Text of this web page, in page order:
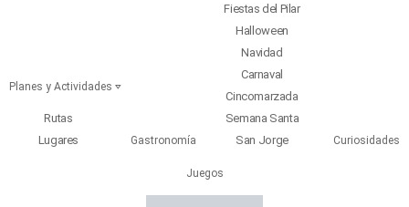
Planes y Actividades
Rutas
Lugares
Gastronomía
Fiestas del Pilar
Halloween
Navidad
Carnaval
Cincomarzada
Semana Santa
San Jorge
Curiosidades
Juegos